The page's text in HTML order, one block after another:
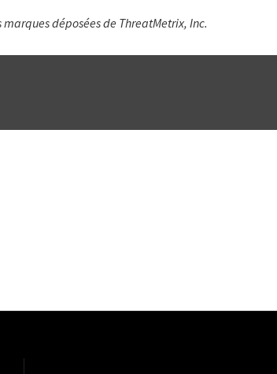
déposées de ThreatMetrix, Inc.